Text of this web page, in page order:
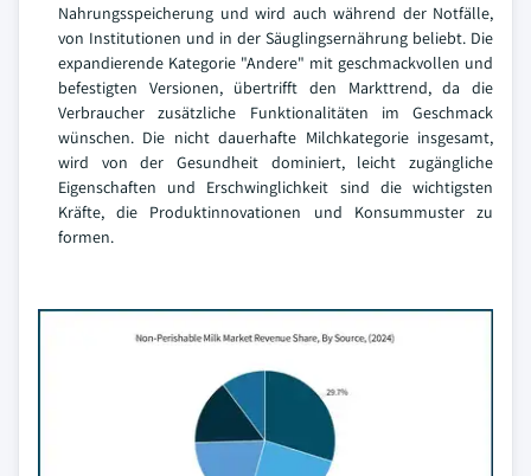
Nahrungsspeicherung und wird auch während der Notfälle,
von Institutionen und in der Säuglingsernährung beliebt. Die
expandierende Kategorie "Andere" mit geschmackvollen und
befestigten Versionen, übertrifft den Markttrend, da die
Verbraucher zusätzliche Funktionalitäten im Geschmack
wünschen. Die nicht dauerhafte Milchkategorie insgesamt,
wird von der Gesundheit dominiert, leicht zugängliche
Eigenschaften und Erschwinglichkeit sind die wichtigsten
Kräfte, die Produktinnovationen und Konsummuster zu
formen.